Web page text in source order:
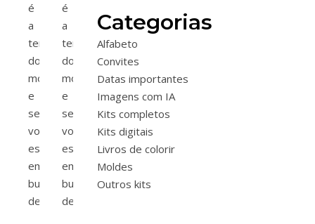
é
a
tendência
do
momento,
e
se
você
está
em
busca
de…
é
a
tendência
do
momento,
e
se
você
está
em
busca
de…
Categorias
Alfabeto
Convites
Datas importantes
Imagens com IA
Kits completos
Kits digitais
Livros de colorir
Moldes
Outros kits